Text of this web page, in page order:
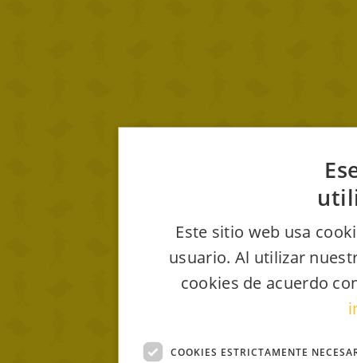
Este sitio web usa
usuario. Al utilizar
cookies de acuerdo
COOKIES ESTRICTAMENTE